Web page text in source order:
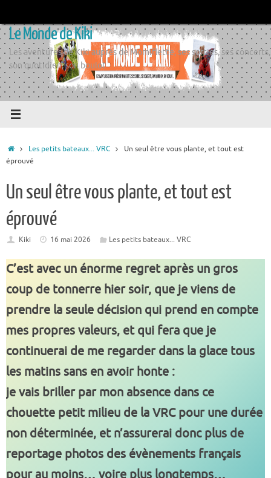
contenu
Le Monde de Kiki
Les aventures de Kiki auprès de Momiflette, ses sorties, ses concerts,
son quotidien, son boulot
AccueilLes petits bateaux... VRC
Un seul être vous plante, et tout est
éprouvé
Un seul être vous plante, et tout est
éprouvé
Kiki 16 mai 2026 Les petits bateaux... VRC
C’est avec un énorme regret après un gros
coup de tonnerre hier soir, que je viens de
prendre la seule décision qui prend en compte
mes propres valeurs, et qui fera que je
continuerai de me regarder dans la glace tous
les matins sans en avoir honte :
je vais briller par mon absence dans ce
chouette petit milieu de la VRC pour une durée
non déterminée, et n’assurerai donc plus de
reportage photos des évènements français
pour au moins… voire plus longtemps…